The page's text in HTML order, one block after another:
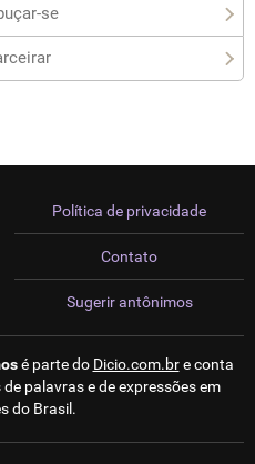
se
Política de privacidade
Contato
Sugerir antônimos
é parte do Dicio.com.bre conta
palavras e de expressões em
do Brasil.